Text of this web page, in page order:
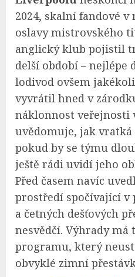
2024, skalní fandové
oslavy mistrovského
anglický klub pojistil
delší období – nejlépe
lodivod ovšem
vyvrátil hned v
náklonnost veřejnosti
uvědomuje, jak vratká
pokud by se týmu
ještě rádi uvidí jeho
Před časem navíc
prostředí spočívající v
a četných dešťových
nesvědčí. Výhrady má
programu, který
obvyklé zimní